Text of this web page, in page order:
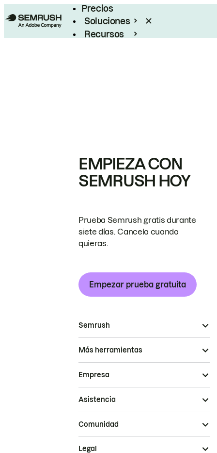
Precios
Soluciones
Recursos
EMPIEZA CON
SEMRUSH HOY
Prueba Semrush gratis durante
siete días. Cancela cuando
quieras.
Empezar prueba gratuita
Semrush
Más herramientas
Empresa
Asistencia
Comunidad
Legal